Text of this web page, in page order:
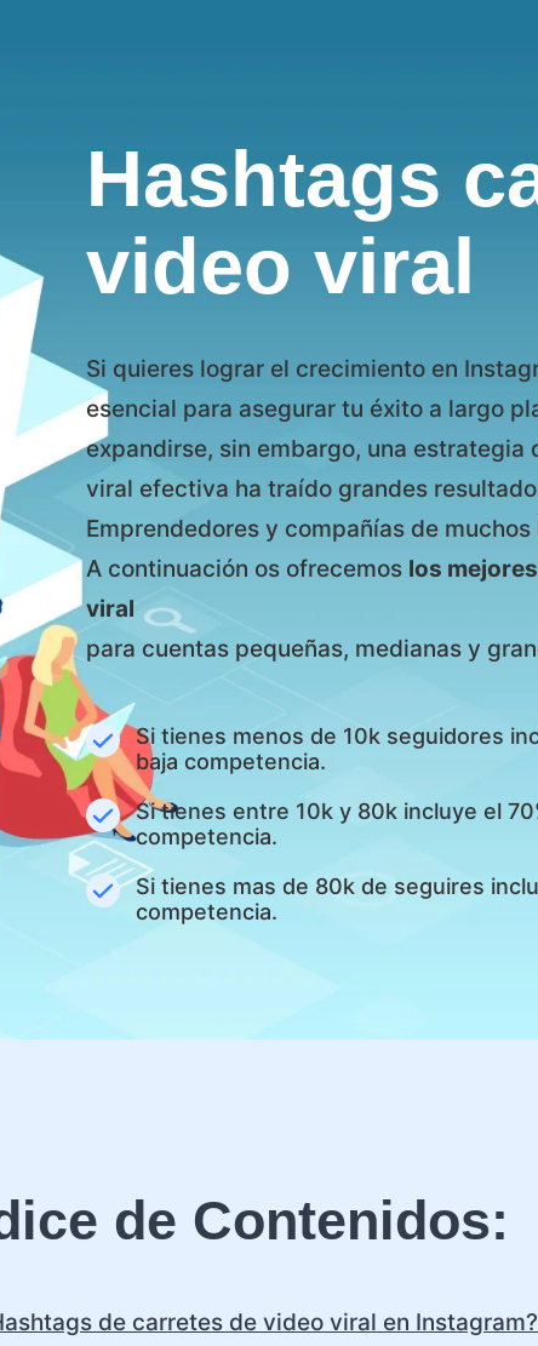
Hashtags
video viral
Si quieres lograr el crecimiento en
esencial para asegurar tu éxito a largo
expandirse, sin embargo, una
viral efectiva ha traído grandes
Emprendedores y compañías de muchos
A continuación os ofrecemos los
viral
para cuentas pequeñas, medianas y
Si tienes menos de 10k seguidores
baja competencia.
Si tienes entre 10k y 80k incluye el
competencia.
Si tienes mas de 80k de seguires
competencia.
de Contenidos:
de carretes de video viral en Instagram?